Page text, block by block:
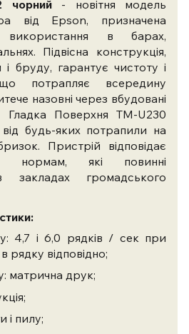
чорний - новітня модель
від Epson, призначена
використання в барах,
Підвісна конструкція,
бруду, гарантує чистоту і
що потрапляє всередину
назовні через вбудовані
Гладка Поверхня ТМ-U230
будь-яких потрапили на
Пристрій відповідає
нормам, які повинні
закладах громадського
4,7 і 6,0 рядків / сек при
рядку відповідно;
матрична друк;
і пилу;